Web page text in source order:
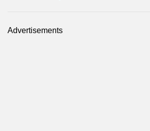
Advertisements